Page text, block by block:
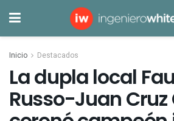
Inicio Destacados
La dupla local
Russo-Juan Cruz